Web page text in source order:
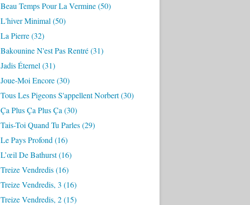
Beau Temps Pour La Vermine(50)
L'hiver Minimal (50)
La Pierre(32)
Bakounine N'est Pas Rentré(31)
Jadis Éternel (31)
Joue-Moi Encore(30)
Tous Les Pigeons S'appellent Norbert(30)
Ça Plus Ça Plus Ça (30)
Tais-Toi Quand Tu Parles(29)
Le Pays Profond (16)
L’œil De Bathurst(16)
Treize Vendredis(16)
Treize Vendredis, 3 (16)
Treize Vendredis, 2(15)